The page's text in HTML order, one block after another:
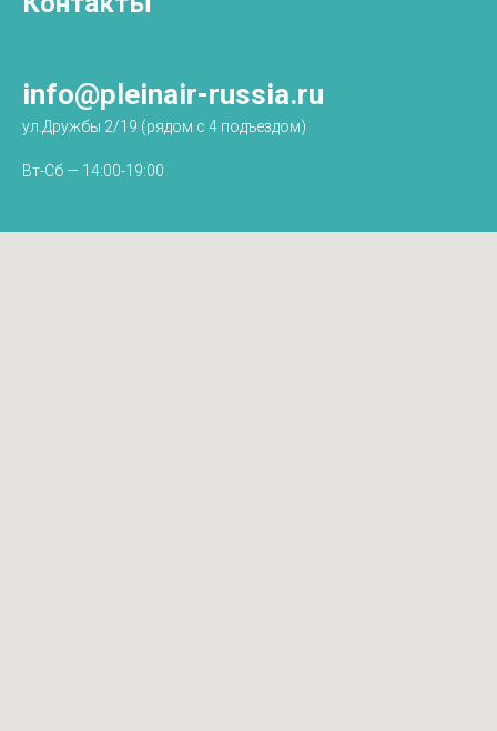
info@pleinair-russia.ru
ул.Дружбы 2/19 (рядом с 4 подъездом)
Вт-Сб — 14:00-19:00